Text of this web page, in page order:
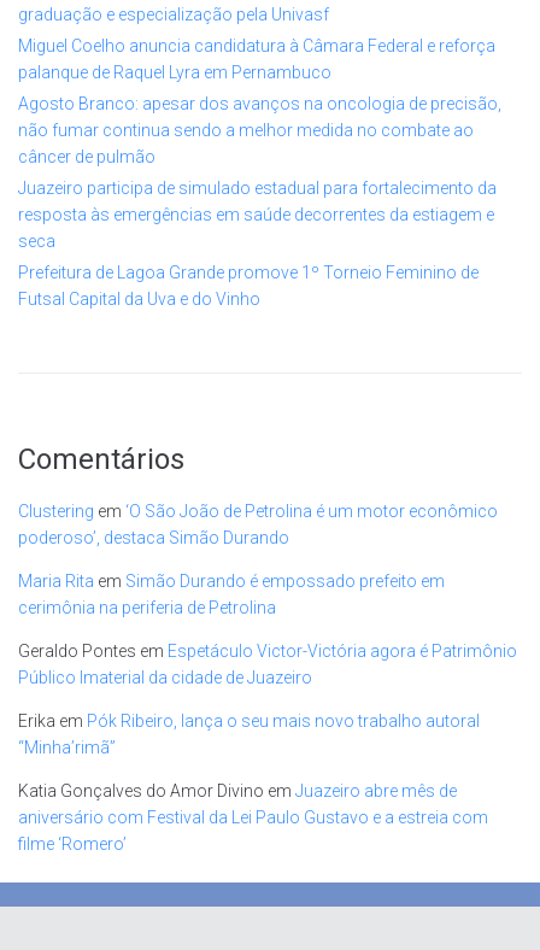
graduação e especialização pela Univasf
Miguel Coelho anuncia candidatura à Câmara Federal e reforça
palanque de Raquel Lyra em Pernambuco
Agosto Branco: apesar dos avanços na oncologia de precisão,
não fumar continua sendo a melhor medida no combate ao
câncer de pulmão
Juazeiro participa de simulado estadual para fortalecimento da
resposta às emergências em saúde decorrentes da estiagem e
seca
Prefeitura de Lagoa Grande promove 1º Torneio Feminino de
Futsal Capital da Uva e do Vinho
Comentários
Clustering em ‘O São João de Petrolina é um motor econômico
poderoso’, destaca Simão Durando
Maria Rita em Simão Durando é empossado prefeito em
cerimônia na periferia de Petrolina
Geraldo Pontes em Espetáculo Victor-Victória agora é Patrimônio
Público Imaterial da cidade de Juazeiro
Erika em Pók Ribeiro, lança o seu mais novo trabalho autoral
“Minha’rimã”
Katia Gonçalves do Amor Divino em Juazeiro abre mês de
aniversário com Festival da Lei Paulo Gustavo e a estreia com
filme ‘Romero’